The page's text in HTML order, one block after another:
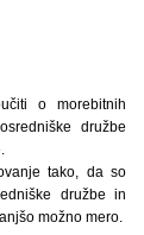
o morebitnih
družbe
tako, da so
družbe in
možno mero.